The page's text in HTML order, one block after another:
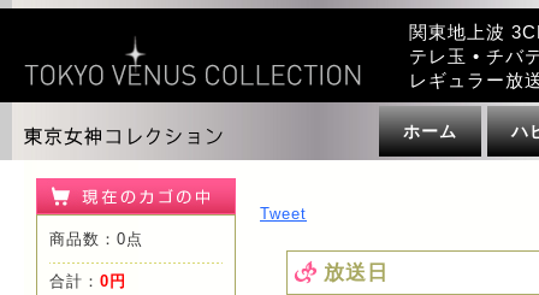
関東地上波
テレ玉 • チバ
レギュラー放
ホーム ハ
商品数：0点
合計： 0円
Tweet
放送日